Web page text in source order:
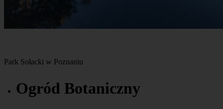
Park Sołacki w Poznaniu
Ogród Botaniczny